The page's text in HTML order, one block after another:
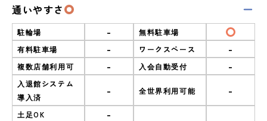
通いやすさ
駐輪場 -
無料駐車場
有料駐車場
- ワークスペース -
複数店舗利用可 - 入会自動受付 -
入退館システム
導入済
- 全世界利用可能 -
土足OK -